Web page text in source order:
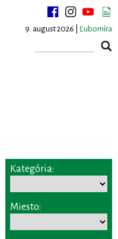
9. august 2026 | Ľubomíra
Kategória:
Miesto: